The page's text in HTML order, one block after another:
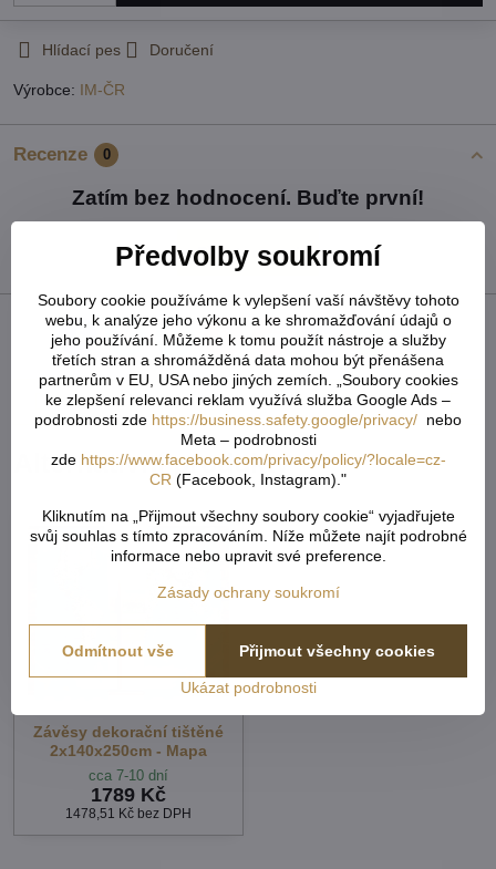
Hlídací pes Doručení
Výrobce: IM-ČR
Recenze 0
Zatím bez hodnocení. Buďte první!
Přidat recenzi
FacebookTwitterBlueskyPinterestRedditLinkedInWhatsApp
E-
mail
Předchozí produkt Následující produkt
Alternativní produkty
Závěsy dekorační tištěné
2x140x250cm - Mapa
cca 7-10 dní
1789 Kč
1478,51 Kč bez DPH
Předvolby soukromí
Soubory cookie používáme k vylepšení vaší návštěvy tohoto
webu, k analýze jeho výkonu a ke shromažďování údajů o
jeho používání. Můžeme k tomu použít nástroje a služby
třetích stran a shromážděná data mohou být přenášena
partnerům v EU, USA nebo jiných zemích. „Soubory cookies
ke zlepšení relevanci reklam využívá služba Google Ads –
podrobnosti zde https://business.safety.google/privacy/ nebo
Meta – podrobnosti
zde https://www.facebook.com/privacy/policy/?locale=cz-
CR (Facebook, Instagram)."
Kliknutím na „Přijmout všechny soubory cookie“ vyjadřujete
svůj souhlas s tímto zpracováním. Níže můžete najít podrobné
informace nebo upravit své preference.
Zásady ochrany soukromí
Ukázat podrobnosti
Přijmout všechny cookies
Odmítnout vše